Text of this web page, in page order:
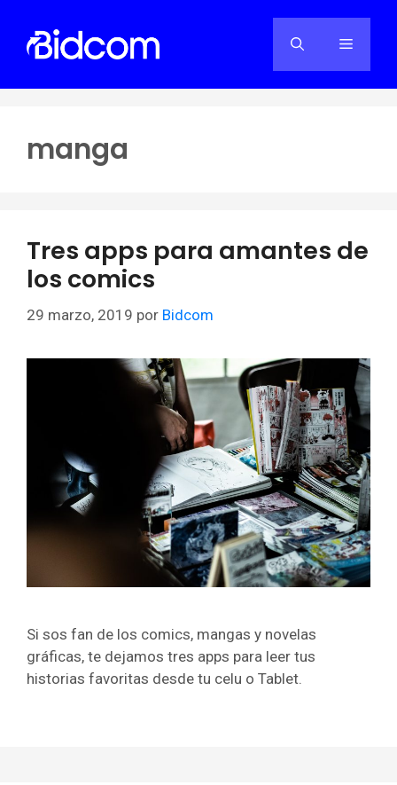
contenido
Menú
manga
Tres apps para amantes de
los comics
29 marzo, 2019 por Bidcom
Si sos fan de los comics, mangas y novelas
gráficas, te dejamos tres apps para leer tus
historias favoritas desde tu celu o Tablet.